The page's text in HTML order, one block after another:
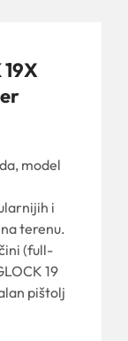
model
i
terenu.
(full-
19
pištolj